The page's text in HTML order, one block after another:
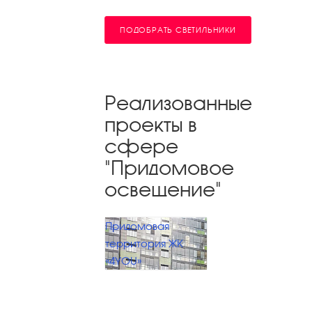
ПОДОБРАТЬ СВЕТИЛЬНИКИ
Реализованные
проекты в
сфере
"Придомовое
освещение"
Придомовая
территория ЖК
«4YOU»